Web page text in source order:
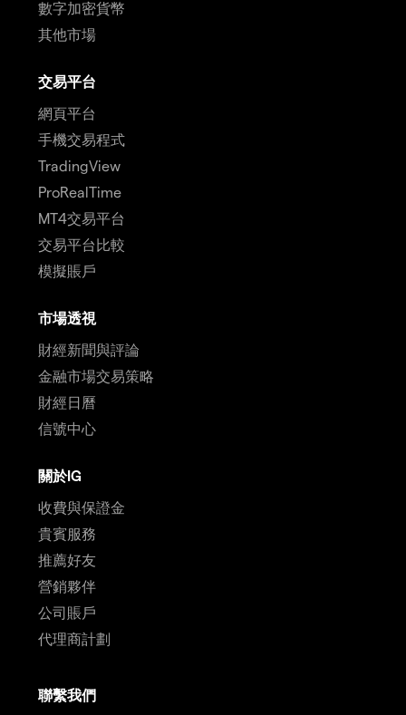
數字加密貨幣
其他市場
交易平台
網頁平台
手機交易程式
TradingView
ProRealTime
MT4交易平台
交易平台比較
模擬賬戶
市場透視
財經新聞與評論
金融市場交易策略
財經日曆
信號中心
關於IG
收費與保證金
貴賓服務
推薦好友
營銷夥伴
公司賬戶
代理商計劃
聯繫我們